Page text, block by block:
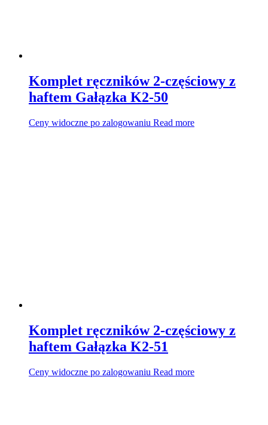
Komplet ręczników 2-częściowy z
haftem Gałązka K2-50
Ceny widoczne po zalogowaniu Read more
Komplet ręczników 2-częściowy z
haftem Gałązka K2-51
Ceny widoczne po zalogowaniu Read more